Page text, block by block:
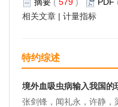
相关文章 | 计量指标
特约综述
境外血吸虫病输入我国的
张剑锋，闻礼永，许静